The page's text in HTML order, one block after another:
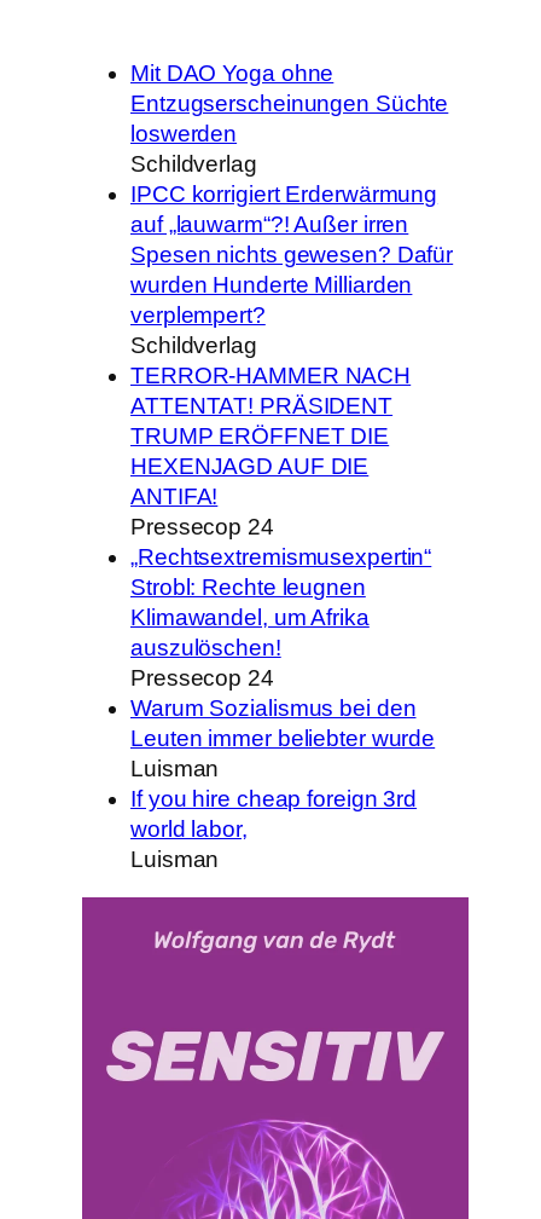
Mit DAO Yoga ohne
Entzugserscheinungen Süchte
loswerden
Schildverlag
IPCC korrigiert Erderwärmung
auf „lauwarm“?! Außer irren
Spesen nichts gewesen? Dafür
wurden Hunderte Milliarden
verplempert?
Schildverlag
TERROR-HAMMER NACH
ATTENTAT! PRÄSIDENT
TRUMP ERÖFFNET DIE
HEXENJAGD AUF DIE
ANTIFA!
Pressecop 24
„Rechtsextremismusexpertin“
Strobl: Rechte leugnen
Klimawandel, um Afrika
auszulöschen!
Pressecop 24
Warum Sozialismus bei den
Leuten immer beliebter wurde
Luisman
If you hire cheap foreign 3rd
world labor,
Luisman